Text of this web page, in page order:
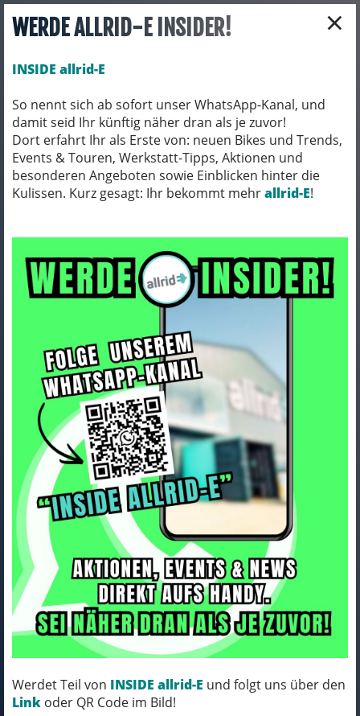
×
WERDE ALLRID-E INSIDER!
INSIDE allrid-E
So nennt sich ab sofort unser WhatsApp-Kanal, und
damit seid Ihr künftig näher dran als je zuvor!
Dort erfahrt Ihr als Erste von: neuen Bikes und Trends,
Events & Touren, Werkstatt-Tipps, Aktionen und
besonderen Angeboten sowie Einblicken hinter die
Kulissen. Kurz gesagt: Ihr bekommt mehrallrid-E!
Werdet Teil von INSIDE allrid-E und folgt uns über den
Link oder QR Code im Bild!
Toggle navigation
BEKLEIDUNG TRIKOTS
Trek Trikot Trek Solstice XL
Black
Art.Nr. 5270197
Farbe: BLACK
MICH KANNST DU BESTELLEN - MIT
ABHOLUNG IN NORTORF!